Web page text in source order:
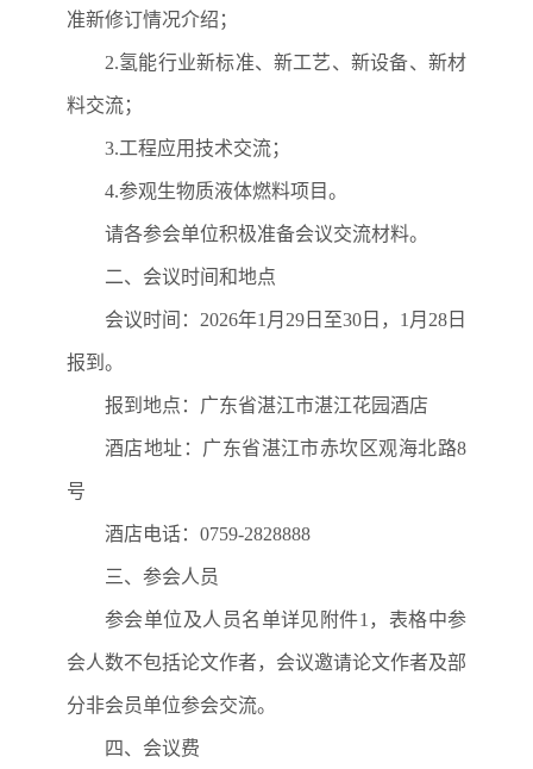
准新修订情况介绍；
2.氢能行业新标准、新工艺、新设备、新材
料交流；
3.工程应用技术交流；
4.参观生物质液体燃料项目。
请各参会单位积极准备会议交流材料。
二、会议时间和地点
会议时间： 2026年1 月 29 日至30 日， 1 月 28 日
报到。
报到地点：广东省湛江市湛江花园酒店
酒店地址：广东省湛江市赤坎区观海北路8
号
酒店电话： 0759-2828888
三、参会人员
参会单位及人员名单详见附件1 ，表格中参
会人数不包括论文作者，会议邀请论文作者及部
分非会员单位参会交流。
四、会议费